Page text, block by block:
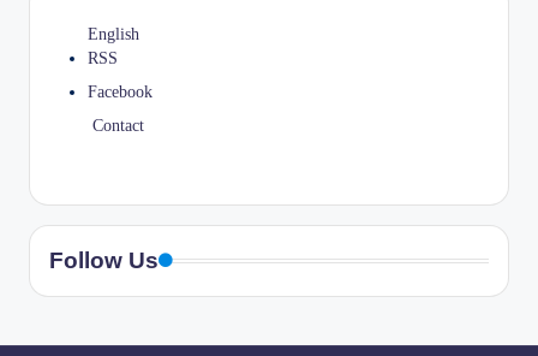
English
RSS
Facebook
Contact
Follow Us